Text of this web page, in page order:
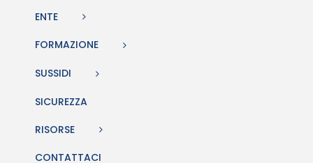
ENTE
FORMAZIONE
SUSSIDI
SICUREZZA
RISORSE
CONTATTACI